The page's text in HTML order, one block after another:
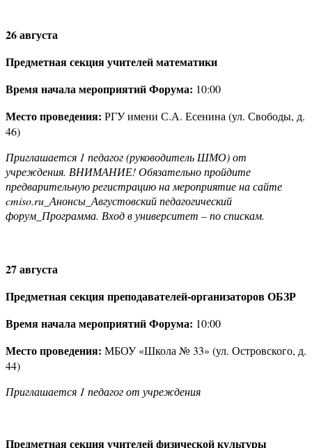
26 августа
Предметная секция учителей математики
Время начала мероприятий Форума: 10:00
Место проведения: РГУ имени С.А. Есенина (ул. Свободы, д.
46)
Приглашается 1 педагог (руководитель ШМО) от
учреждения. ВНИМАНИЕ! Обязательно пройдите
предварительную регистрацию на мероприятие на сайте
cmiso.ru _Анонсы_Августовский педагогический
форум_Программа. Вход в университет – по спискам.
27 августа
Предметная секция преподавателей-организаторов ОБЗР
Время начала мероприятий Форума: 10:00
Место проведения: МБОУ «Школа № 33» (ул. Островского, д.
44)
Приглашается 1 педагог от учреждения
Предметная секция учителей физической культуры